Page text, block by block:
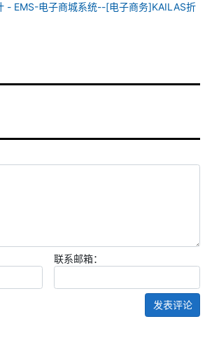
- EMS-电子商城系统--[电子商务]KAILAS折
联系邮箱：
发表评论